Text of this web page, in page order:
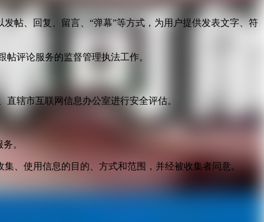
帖、回复、留言、“弹幕”等方式，为用户提供发表文字、符
评论服务的监督管理执法工作。
辖市互联网信息办公室进行安全评估。
。
、使用信息的目的、方式和范围，并经被收集者同意。